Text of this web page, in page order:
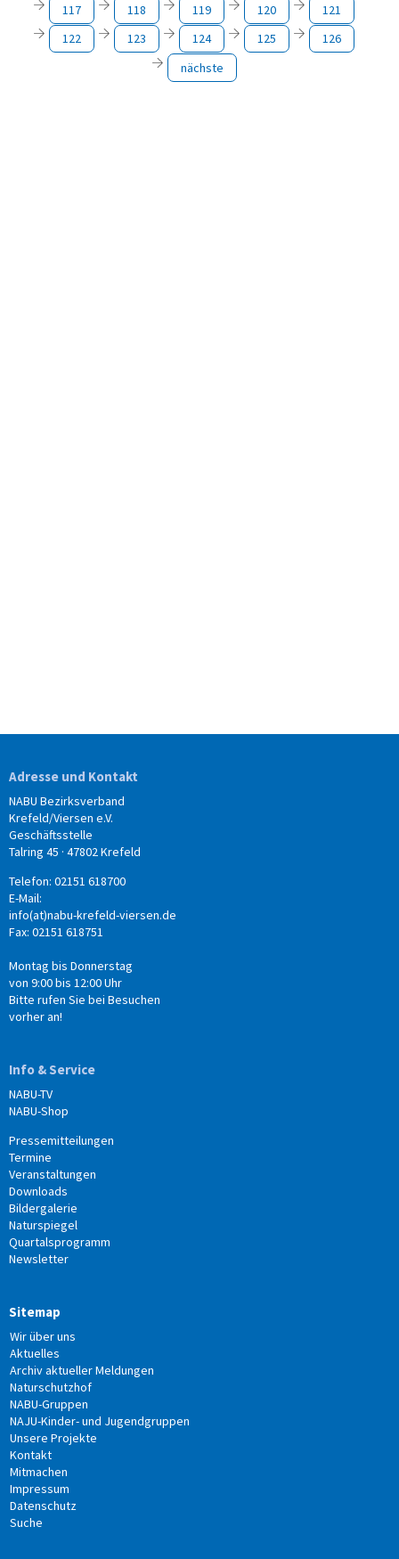
117
118 119 120
121
122
123 124 125
126
nächste
Adresse und Kontakt
NABU Bezirksverband
Krefeld/Viersen e.V.
Geschäftsstelle
Talring 45 · 47802 Krefeld
Telefon: 02151 618700
E-Mail:
info(at)nabu-krefeld-viersen.de
Fax: 02151 618751
Montag bis Donnerstag
von 9:00 bis 12:00 Uhr
Bitte rufen Sie bei Besuchen
vorher an!
Info & Service
NABU-TV
NABU-Shop
Pressemitteilungen
Termine
Veranstaltungen
Downloads
Bildergalerie
Naturspiegel
Quartalsprogramm
Newsletter
Sitemap
Wir über uns
Aktuelles
Archiv aktueller Meldungen
Naturschutzhof
NABU-Gruppen
NAJU-Kinder- und Jugendgruppen
Unsere Projekte
Kontakt
Mitmachen
Impressum
Datenschutz
Suche